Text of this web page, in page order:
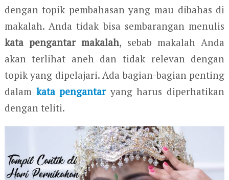
dengan topik pembahasan yang mau dibahas di
makalah. Anda tidak bisa sembarangan menulis
kata pengantar makalah, sebab makalah Anda
akan terlihat aneh dan tidak relevan dengan
topik yang dipelajari. Ada bagian-bagian penting
dalam kata pengantaryang harus diperhatikan
dengan teliti.